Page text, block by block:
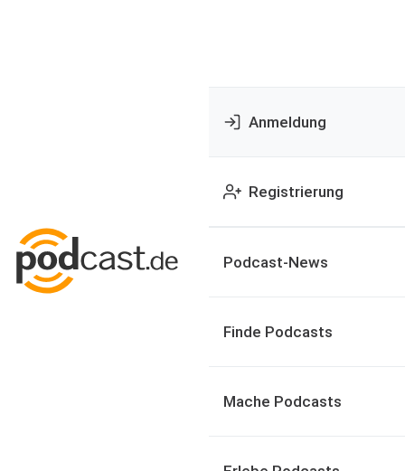
Anmeldung
Registrierung
Podcast-News
Finde Podcasts
Mache Podcasts